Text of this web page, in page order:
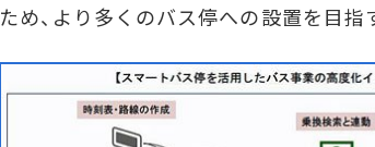
ため、より多くのバス停への設置を目指